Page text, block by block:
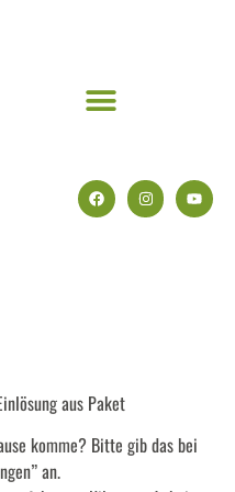
aus Paket
komme? Bitte gib das bei
an.